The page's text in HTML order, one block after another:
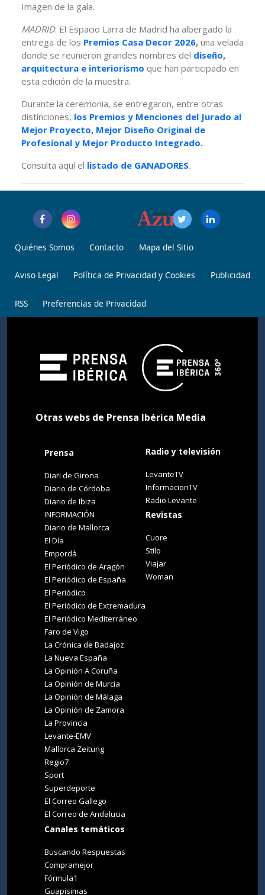
Imagen de la gala.
MADRID. El Espacio Larra de Madrid ha albergado la
entrega de los Premios Casa Decor 2026, una velada
donde se reunieron grandes nombres del diseño,
arquitectura e interiorismo que han participado en
esta edición de la muestra.
Durante la ceremonia, se entregaron, entre otras
distinciones, los Premios y Menciones del Jurado al
Mejor Proyecto, Mejor Diseño Original de
Profesional y Mejor Producto Integrado.
Consulta aquí el listado de GANADORES.
Quiénes Somos Contacto Mapa del Sitio
Aviso Legal Política de Privacidad y Cookies Publicidad
RSS Preferencias de Privacidad
Otras webs de Prensa Ibérica Media
Prensa
Diari de Girona
Diario de Córdoba
Diario de Ibiza
INFORMACIÓN
Diario de Mallorca
El Día
Empordà
El Periódico de Aragón
El Periódico de España
El Periódico
El Periódico de Extremadura
El Periódico Mediterráneo
Faro de Vigo
La Crónica de Badajoz
La Nueva España
La Opinión A Coruña
La Opinión de Murcia
La Opinión de Málaga
La Opinión de Zamora
La Provincia
Levante-EMV
Mallorca Zeitung
Regio7
Sport
Superdeporte
El Correo Gallego
El Correo de Andalucia
Canales temáticos
Buscando Respuestas
Compramejor
Fórmula1
Guapisimas
Radio y televisión
LevanteTV
InformacionTV
Radio Levante
Revistas
Cuore
Stilo
Viajar
Woman